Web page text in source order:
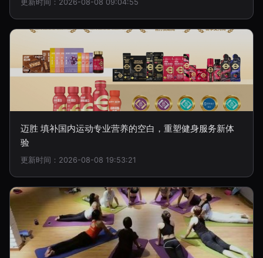
更新时间：2026-08-08 09:04:55
迈胜 填补国内运动专业营养的空白，重塑健身服务新体
验
更新时间：2026-08-08 19:53:21